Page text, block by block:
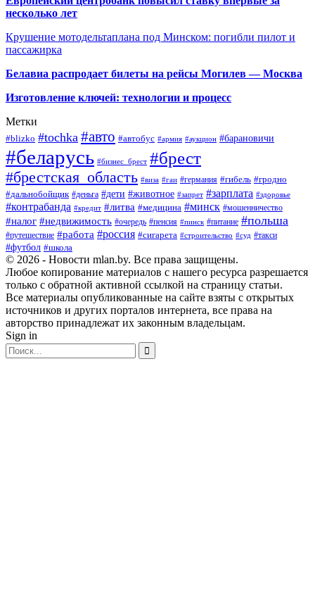
несколько лет
Крушение мотодельтаплана под Минском: погибли пилот и
пассажирка
Белавиа распродает билеты на рейсы Могилев — Москва
Изготовление ключей: технологии и процесс
Метки
#blizko #tochka #авто #автобус #армия #аукцион #барановичи
#беларусь #бизнес_брест #брест
#брестская_область #виза #гаи #германия #гибель #гродно
#дальнобойщик #деньга #дети #животное #запрет #зарплата #здоровье
#контрабанда #кредит #литва #медицина #минск #мошенничество
#налог #недвижимость #очередь #пенсия #пинск #питание #польша
#путешествие #работа #россия #сигарета #строительство #суд #такси
#футбол #школа
© 2026 - Новости mlan.by. Все права защищены.
Любое копирование материалов с нашего ресурса разрешается
только с обратной активной ссылкой на страницу статьи.
Все материалы опубликованные на сайте взяты с открытых
источников и других порталов интернета, все права на
авторство принадлежат их законным владельцам.
Sign in